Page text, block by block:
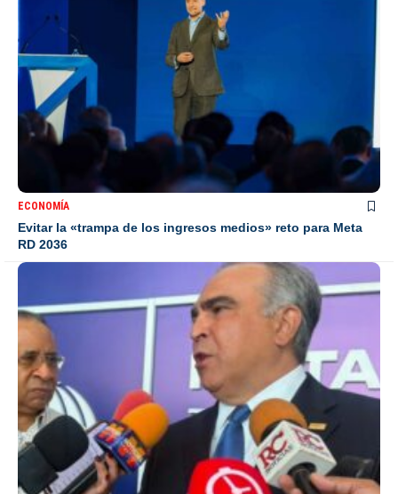
ECONOMÍA
Evitar la «trampa de los ingresos medios» reto para Meta
RD 2036